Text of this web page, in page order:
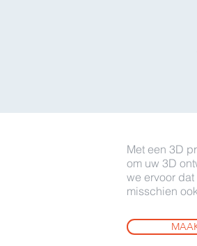
Met een 3D
om uw 3D
we ervoor
misschien